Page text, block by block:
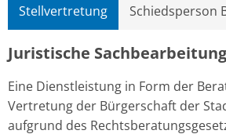
Stellvertretung Schiedsperson
Juristische Sachbearbeitung
Eine Dienstleistung in Form der
Vertretung der Bürgerschaft der
aufgrund des